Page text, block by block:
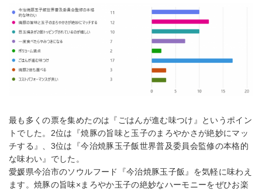
最も多くの票を集めたのは『ごはんが進む味つけ』というポイン
トでした。2位は『焼豚の旨味と玉子のまろやかさが絶妙にマッ
チする』、3位は『今治焼豚玉子飯世界普及委員会監修の本格的
な味わい』でした。
愛媛県今治市のソウルフード『今治焼豚玉子飯』を気軽に味わえ
ます。焼豚の旨味×まろやか玉子の絶妙なハーモニーをぜひお楽